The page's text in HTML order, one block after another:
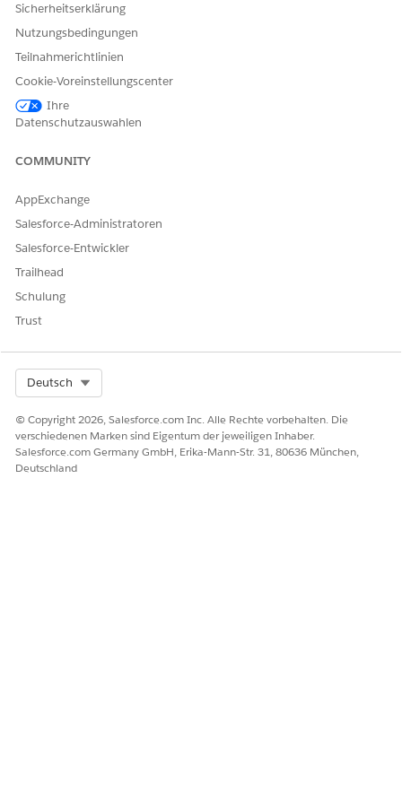
Sicherheitserklärung
Nutzungsbedingungen
Teilnahmerichtlinien
Cookie-Voreinstellungscenter
Ihre
Datenschutzauswahlen
COMMUNITY
AppExchange
Salesforce-Administratoren
Salesforce-Entwickler
Trailhead
Schulung
Trust
Deutsch
© Copyright 2026, Salesforce.com Inc. Alle Rechte vorbehalten. Die
verschiedenen Marken sind Eigentum der jeweiligen Inhaber.
Salesforce.com Germany GmbH, Erika-Mann-Str. 31, 80636 München,
Deutschland